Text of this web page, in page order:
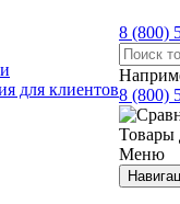
для клиентов
8 (800)
8 (800)
Товары
Меню